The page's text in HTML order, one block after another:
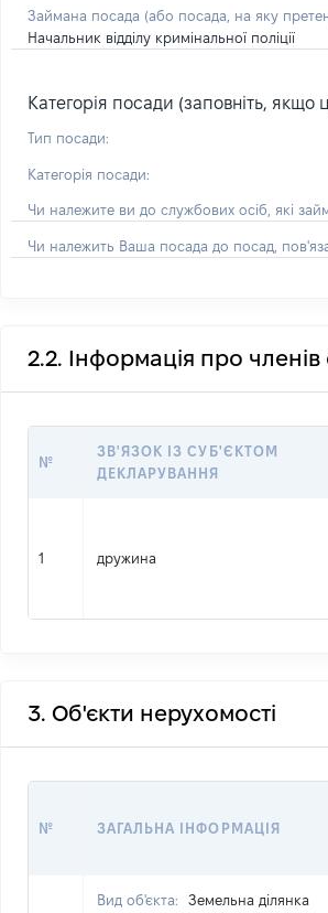
Займана посада (або посада, на яку
Начальник відділу кримінальної поліції
Категорія посади (заповніть, якщо
Тип посади:
Категорія посади:
Чи належите ви до службових осіб, які
Чи належить Ваша посада до посад,
2.2. Інформація про членів
№
ЗВ'ЯЗОК ІЗ СУБ'ЄКТОМ
ДЕКЛАРУВАННЯ
1 дружина
3. Об'єкти нерухомості
№ ЗАГАЛЬНА ІНФОРМАЦІЯ
Вид об'єкта:
Земельна ділянка